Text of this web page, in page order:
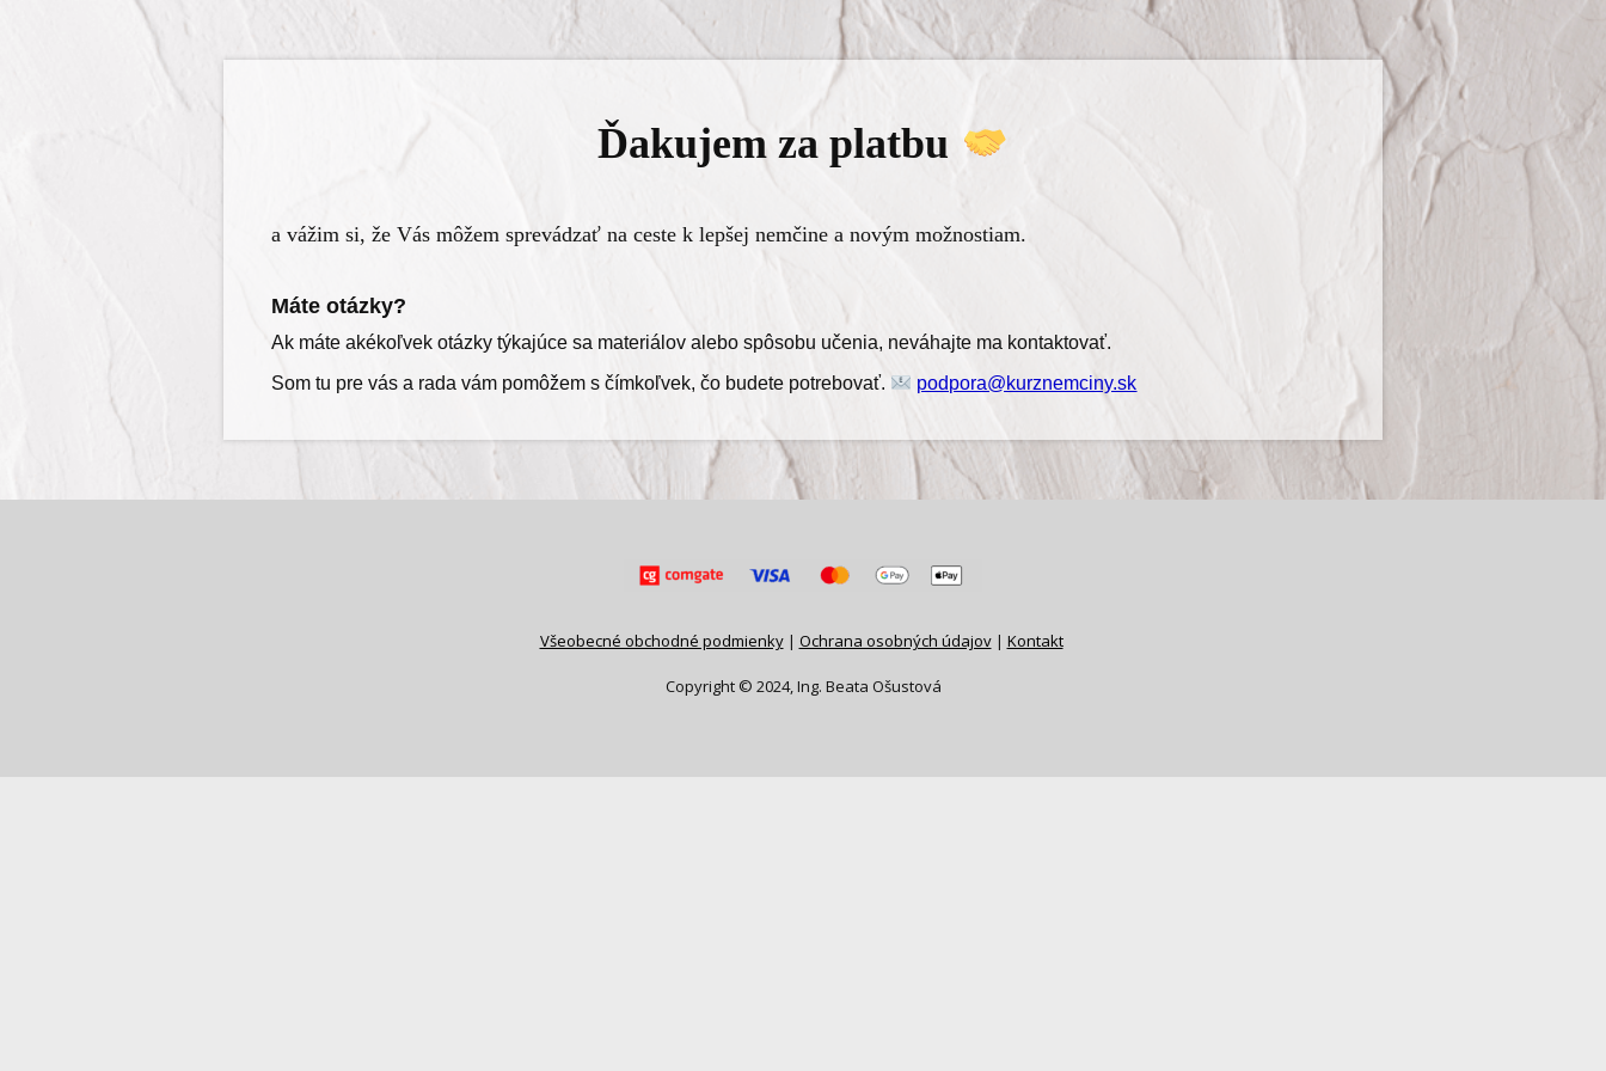
Ďakujem za platbu
a vážim si, že Vás môžem sprevádzať na ceste k lepšej nemčine a novým možnostiam.
Máte otázky?
Ak máte akékoľvek otázky týkajúce sa materiálov alebo spôsobu učenia, neváhajte ma kontaktovať.
Som tu pre vás a rada vám pomôžem s čímkoľvek, čo budete potrebovať. podpora@kurznemciny.sk
Všeobecné obchodné podmienky| Ochrana osobných údajov| Kontakt
Copyright © 2024, Ing. Beata Ošustová